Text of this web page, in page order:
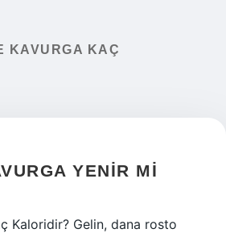
KAVURGA KAÇ
YENIR MI
Kaloridir? Gelin, dana rosto